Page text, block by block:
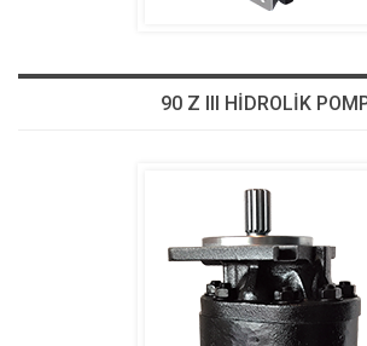
90 Z III HİDROLİK